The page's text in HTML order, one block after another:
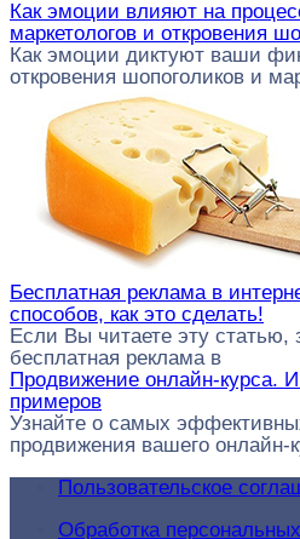
Как эмоции влияют на
маркетологов и откровения
Как эмоции диктуют ваши
откровения шопоголиков и
Бесплатная реклама в
способов, как это сделать!
Если Вы читаете эту статью,
бесплатная реклама в
Продвижение онлайн-курса.
примеров
Узнайте о самых
продвижения вашего онлайн-
Пользовательское
Обработка